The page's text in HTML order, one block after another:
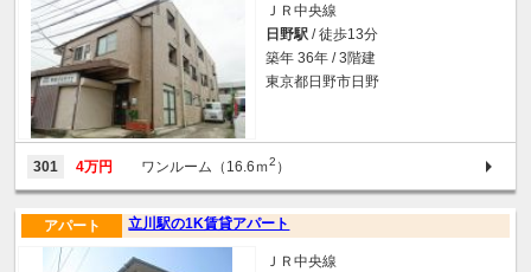
ＪＲ中央線
日野駅 / 徒歩13分
築年 36年 / 3階建
東京都日野市日野
301 4万円 ワンルーム（16.6ｍ2 ）
立川駅の1K賃貸アパート
アパート
ＪＲ中央線